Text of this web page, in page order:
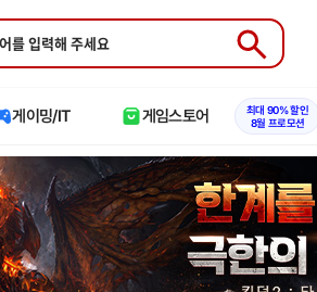
Submit
게이밍/IT 게임스토어
최대 90% 할인
8월 프로모션